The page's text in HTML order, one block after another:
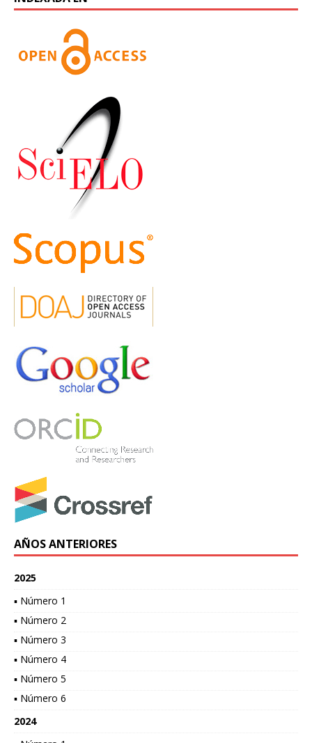
AÑOS ANTERIORES
2025
▪ Número 1
▪ Número 2
▪ Número 3
▪ Número 4
▪ Número 5
▪ Número 6
2024